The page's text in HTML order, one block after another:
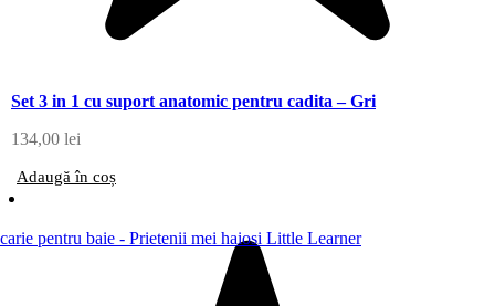
Set 3 in 1 cu suport anatomic pentru cadita – Gri
134,00 lei
Adaugă în coș